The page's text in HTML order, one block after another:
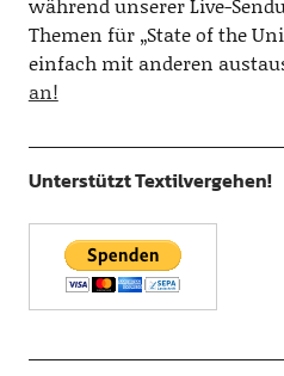
Themen für „State of the
einfach mit anderen
an!
Unterstützt Textilvergehen!